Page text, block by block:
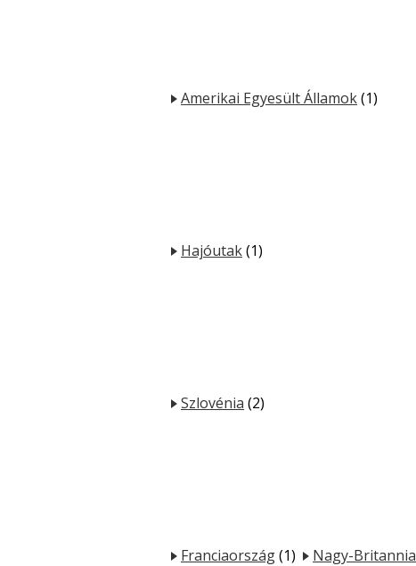
Amerikai Egyesült Államok(1)
Hajóutak(1)
Szlovénia (2)
Franciaország(1) Nagy-Britannia